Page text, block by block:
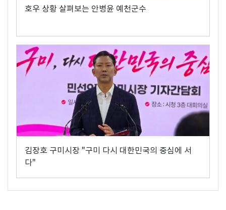
호우 상황 살펴보는 안병윤 예천군수
김장호 구미시장 "구미 다시 대한민국의 중심에 서
다"